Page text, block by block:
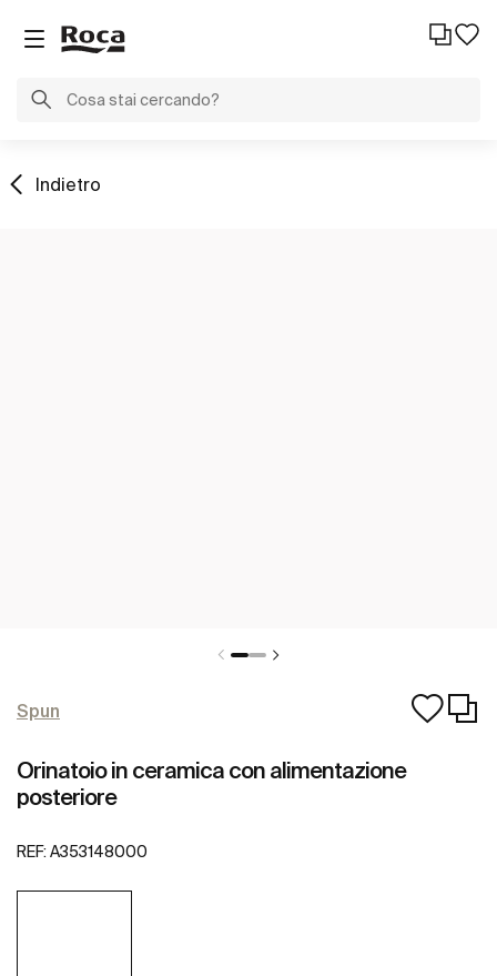
Indietro
Spun
Orinatoio in ceramica con alimentazione
posteriore
REF: A353148000